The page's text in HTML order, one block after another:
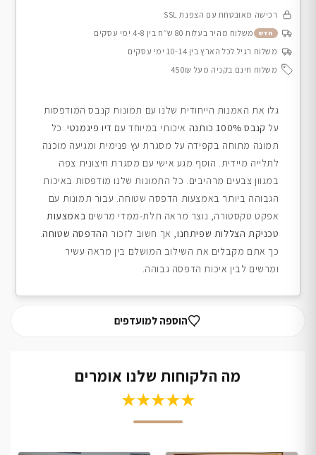
רכישה מאובטחת עם הצפנת SSL
חדש
משלוח מהיר בעלות 80 ש״ח בין 4-8 ימי עסקים
משלוח רגיל לכל הארץ בין 10-14 ימי עסקים
משלוח חינם בקניה מעל 450₪
גלו את האמנות הייחודית שלנו עם תמונות קנבס המודפסות
על קנבס 100% כותנה איכותי במיוחד עם דיו פיגמנטי. כל
תמונה מתוחה בקפידה על מסגרת עץ פנימית ומגיעה מוכנה
לתלייה מיידית. הוסף מגע אישי עם מסגרת חיצונית צפה
במגוון צבעים מרהיבים. כל התמונות שלנו מודפסות באיכות
הגבוהה ביותר באמצעות הדפסה שטוחה. עבור תמונות עם
אפקט טקסטורה, נוצר מראה תלת-ממדי מרשים באמצעות
טכניקת הצללות שפיתחנו, אך חשוב לזכור ההדפסה שטוחה.
כך אתם מקבלים את השילוב המושלם בין מראה עשיר
ומרשים לבין איכות הדפסה גבוהה.
הוספה למועדפים
מה הלקוחות שלנו אומרים
★★★★★